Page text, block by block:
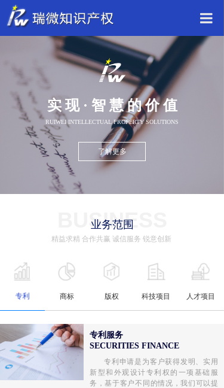
网站
实 现 · 智 慧 的 价 值
RUIWEI INTELLECTUAL PROPERTY SOLUTIONS
了解更多
BUSINESS
业务范围
精益求精 合作共赢 诚信服务 锐意创新
专利 商标 版权 科技项目 人才项目
专利服务
SECURITIES FINANCE
专利申请是为客户获得发明、实用
新型和外观设计专利权的一项基础服
务，基于客户不同的情况，我们可以提